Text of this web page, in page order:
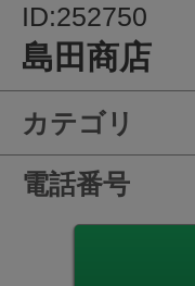
ID:252750
島田商店
カテゴリ
電話番号